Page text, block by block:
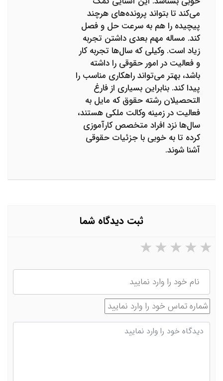
می‌کند تا بتواند پرونده‌های هرچند
پیچیده را هم به سرعت حل و فصل
کند. مساله مهم بعدی داشتن تجربه
زیاد است. وکیلی که سال‌ها تجربه کار
و فعالیت در امور حقوقی را داشته
باشد، بهتر می‌تواند راهکاری مناسب را
پیدا کند. بنابراین بسیاری از فارغ
التحصیلان رشته حقوق که مایل به
فعالیت در زمینه وکالت ملکی هستند،
سال‌ها نزد افراد متخصص کارآموزی
کرده تا به خوبی با جزئیات حقوقی
آشنا شوند.
ثبت دیدگاه شما
۵ ستاره از ۵ ۴ ستاره از ۵ ۳ ستاره از ۵ ۲ ستاره از ۵
نام
شماره تماس
دیدگاه